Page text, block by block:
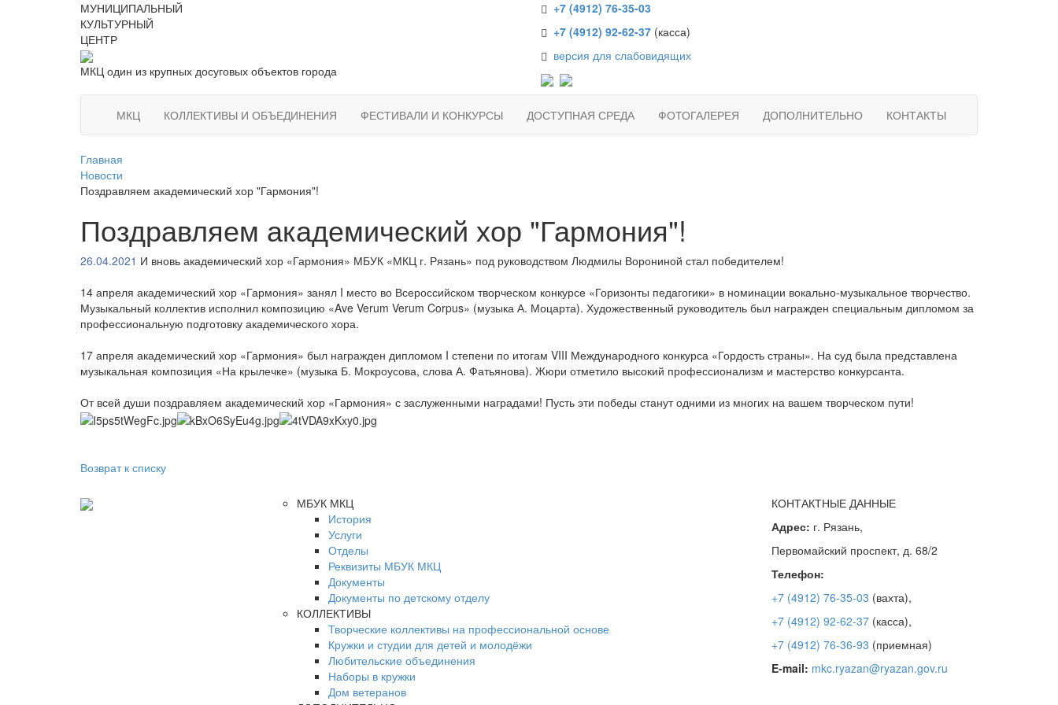
МУНИЦИПАЛЬНЫЙ
КУЛЬТУРНЫЙ
ЦЕНТР
МКЦ один из крупных досуговых объектов города
+7 (4912) 76-35-03
+7 (4912) 92-62-37 (касса)
версия для слабовидящих
МКЦ КОЛЛЕКТИВЫ И ОБЪЕДИНЕНИЯ ФЕСТИВАЛИ И КОНКУРСЫ ДОСТУПНАЯ СРЕДА ФОТОГАЛЕРЕЯ ДОПОЛНИТЕЛЬНО КОНТАКТЫ
Главная
Новости
Поздравляем академический хор "Гармония"!
Поздравляем академический хор "Гармония"!
26.04.2021 И вновь академический хор «Гармония» МБУК «МКЦ г. Рязань» под руководством Людмилы Ворониной стал победителем!
14 апреля академический хор «Гармония» занял I место во Всероссийском творческом конкурсе «Горизонты педагогики» в номинации вокально-музыкальное творчество.
Музыкальный коллектив исполнил композицию «Ave Verum Verum Corpus» (музыка А. Моцарта). Художественный руководитель был награжден специальным дипломом за
профессиональную подготовку академического хора.
17 апреля академический хор «Гармония» был награжден дипломом I степени по итогам VIII Международного конкурса «Гордость страны». На суд была представлена
музыкальная композиция «На крылечке» (музыка Б. Мокроусова, слова А. Фатьянова). Жюри отметило высокий профессионализм и мастерство конкурсанта.
От всей души поздравляем академический хор «Гармония» с заслуженными наградами! Пусть эти победы станут одними из многих на вашем творческом пути!
Возврат к списку
МБУК МКЦ
История
Услуги
Отделы
Реквизиты МБУК МКЦ
Документы
Документы по детскому отделу
КОЛЛЕКТИВЫ
Творческие коллективы на профессиональной основе
Кружки и студии для детей и молодёжи
Любительские объединения
Наборы в кружки
Дом ветеранов
КОНТАКТНЫЕ ДАННЫЕ
Адрес: г. Рязань,
Первомайский проспект, д. 68/2
Телефон:
+7 (4912) 76-35-03 (вахта),
+7 (4912) 92-62-37(касса),
+7 (4912) 76-36-93 (приемная)
E-mail: mkc.ryazan@ryazan.gov.ru